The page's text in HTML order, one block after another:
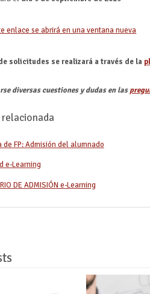
solicitudes se realizará a través de la
diversas cuestiones y dudas en las
de FP: Admisión del alumnado
e-Learning
DE ADMISIÓN e-Learning